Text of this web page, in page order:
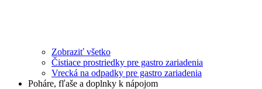
Zobraziť všetko
Čistiace prostriedky pre gastro zariadenia
Vrecká na odpadky pre gastro zariadenia
Poháre, fľaše a doplnky k nápojom